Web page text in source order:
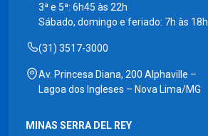
3ª e 5ª: 6h45 às 22h
Sábado, domingo e feriado: 7h às 18h
(31) 3517-3000
Av. Princesa Diana, 200 Alphaville –
Lagoa dos Ingleses – Nova Lima/MG
MINAS SERRA DEL REY